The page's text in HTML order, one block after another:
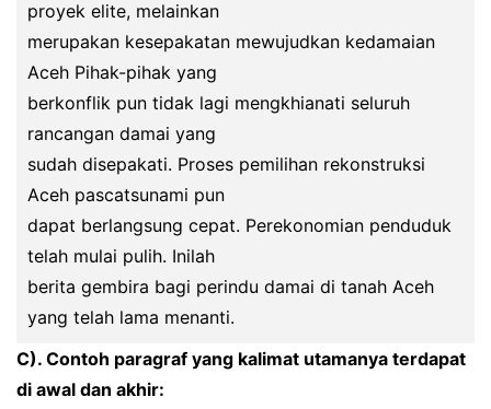
proyek elite, melainkan
merupakan kesepakatan mewujudkan kedamaian
Aceh Pihak-pihak yang
berkonflik pun tidak lagi mengkhianati seluruh
rancangan damai yang
sudah disepakati. Proses pemilihan rekonstruksi
Aceh pascatsunami pun
dapat berlangsung cepat. Perekonomian penduduk
telah mulai pulih. Inilah
berita gembira bagi perindu damai di tanah Aceh
yang telah lama menanti.
C). Contoh paragraf yang kalimat utamanya terdapat
di awal dan akhir: